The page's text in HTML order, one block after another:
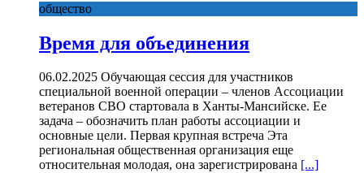
общество
Время для объединения
06.02.2025 Обучающая сессия для участников
специальной военной операции – членов Ассоциации
ветеранов СВО стартовала в Ханты-Мансийске. Ее
задача – обозначить план работы ассоциации и
основные цели. Первая крупная встреча Эта
региональная общественная организация еще
относительная молодая, она зарегистрирована [...]